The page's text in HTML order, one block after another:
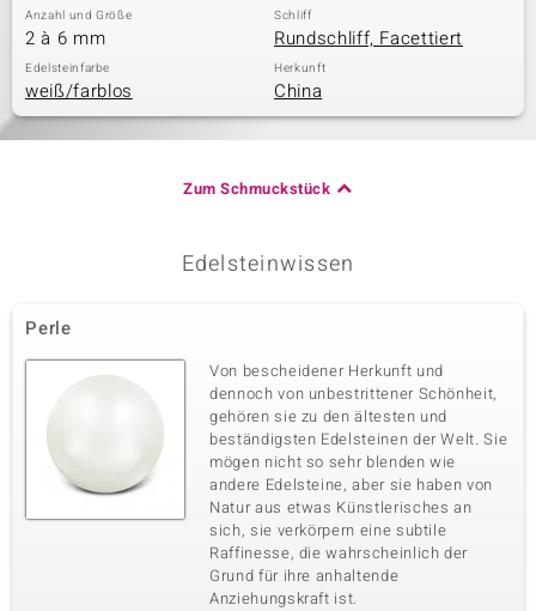
Anzahl und Größe
2 à 6 mm
Schliff
Rundschliff, Facettiert
Edelsteinfarbe
weiß/farblos
Herkunft
China
Zum Schmuckstück
Edelsteinwissen
Perle
Von bescheidener Herkunft und
dennoch von unbestrittener Schönheit,
gehören sie zu den ältesten und
beständigsten Edelsteinen der Welt. Sie
mögen nicht so sehr blenden wie
andere Edelsteine, aber sie haben von
Natur aus etwas Künstlerisches an
sich, sie verkörpern eine subtile
Raffinesse, die wahrscheinlich der
Grund für ihre anhaltende
Anziehungskraft ist.